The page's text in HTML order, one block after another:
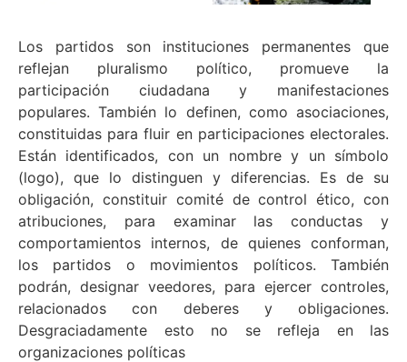
Los partidos son instituciones permanentes que
reflejan pluralismo político, promueve la
participación ciudadana y manifestaciones
populares. También lo definen, como asociaciones,
constituidas para fluir en participaciones electorales.
Están identificados, con un nombre y un símbolo
(logo), que lo distinguen y diferencias. Es de su
obligación, constituir comité de control ético, con
atribuciones, para examinar las conductas y
comportamientos internos, de quienes conforman,
los partidos o movimientos políticos. También
podrán, designar veedores, para ejercer controles,
relacionados con deberes y obligaciones.
Desgraciadamente esto no se refleja en las
organizaciones políticas